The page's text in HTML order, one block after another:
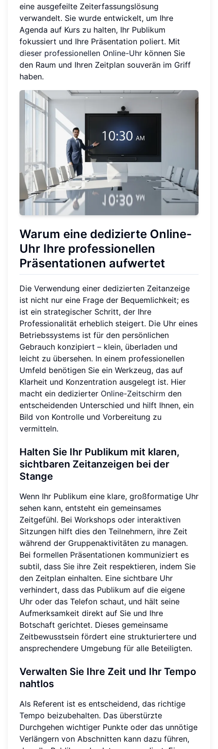
eine ausgefeilte Zeiterfassungslösung
verwandelt. Sie wurde entwickelt, um Ihre
Agenda auf Kurs zu halten, Ihr Publikum
fokussiert und Ihre Präsentation poliert. Mit
dieser professionellen Online-Uhr können Sie
den Raum und Ihren Zeitplan souverän im Griff
haben.
Warum eine dedizierte Online-
Uhr Ihre professionellen
Präsentationen aufwertet
Die Verwendung einer dedizierten Zeitanzeige
ist nicht nur eine Frage der Bequemlichkeit; es
ist ein strategischer Schritt, der Ihre
Professionalität erheblich steigert. Die Uhr eines
Betriebssystems ist für den persönlichen
Gebrauch konzipiert – klein, überladen und
leicht zu übersehen. In einem professionellen
Umfeld benötigen Sie ein Werkzeug, das auf
Klarheit und Konzentration ausgelegt ist. Hier
macht ein dedizierter Online-Zeitschirm den
entscheidenden Unterschied und hilft Ihnen, ein
Bild von Kontrolle und Vorbereitung zu
vermitteln.
Halten Sie Ihr Publikum mit klaren,
sichtbaren Zeitanzeigen bei der
Stange
Wenn Ihr Publikum eine klare, großformatige Uhr
sehen kann, entsteht ein gemeinsames
Zeitgefühl. Bei Workshops oder interaktiven
Sitzungen hilft dies den Teilnehmern, ihre Zeit
während der Gruppenaktivitäten zu managen.
Bei formellen Präsentationen kommuniziert es
subtil, dass Sie ihre Zeit respektieren, indem Sie
den Zeitplan einhalten. Eine sichtbare Uhr
verhindert, dass das Publikum auf die eigene
Uhr oder das Telefon schaut, und hält seine
Aufmerksamkeit direkt auf Sie und Ihre
Botschaft gerichtet. Dieses gemeinsame
Zeitbewusstsein fördert eine strukturiertere und
ansprechendere Umgebung für alle Beteiligten.
Verwalten Sie Ihre Zeit und Ihr Tempo
nahtlos
Als Referent ist es entscheidend, das richtige
Tempo beizubehalten. Das überstürzte
Durchgehen wichtiger Punkte oder das unnötige
Verlängern von Abschnitten kann dazu führen,